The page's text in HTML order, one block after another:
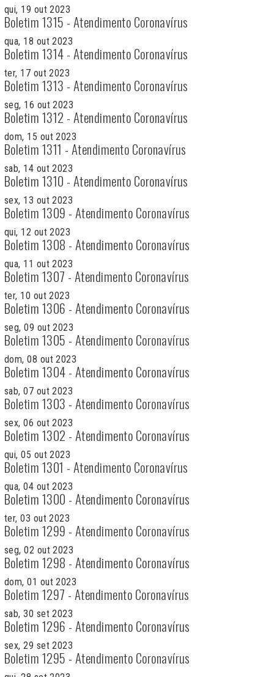
qui, 19 out 2023
Boletim 1315 - Atendimento Coronavírus
qua, 18 out 2023
Boletim 1314 - Atendimento Coronavírus
ter, 17 out 2023
Boletim 1313 - Atendimento Coronavírus
seg, 16 out 2023
Boletim 1312 - Atendimento Coronavírus
dom, 15 out 2023
Boletim 1311 - Atendimento Coronavírus
sab, 14 out 2023
Boletim 1310 - Atendimento Coronavírus
sex, 13 out 2023
Boletim 1309 - Atendimento Coronavírus
qui, 12 out 2023
Boletim 1308 - Atendimento Coronavírus
qua, 11 out 2023
Boletim 1307 - Atendimento Coronavírus
ter, 10 out 2023
Boletim 1306 - Atendimento Coronavírus
seg, 09 out 2023
Boletim 1305 - Atendimento Coronavírus
dom, 08 out 2023
Boletim 1304 - Atendimento Coronavírus
sab, 07 out 2023
Boletim 1303 - Atendimento Coronavírus
sex, 06 out 2023
Boletim 1302 - Atendimento Coronavírus
qui, 05 out 2023
Boletim 1301 - Atendimento Coronavírus
qua, 04 out 2023
Boletim 1300 - Atendimento Coronavírus
ter, 03 out 2023
Boletim 1299 - Atendimento Coronavírus
seg, 02 out 2023
Boletim 1298 - Atendimento Coronavírus
dom, 01 out 2023
Boletim 1297 - Atendimento Coronavírus
sab, 30 set 2023
Boletim 1296 - Atendimento Coronavírus
sex, 29 set 2023
Boletim 1295 - Atendimento Coronavírus